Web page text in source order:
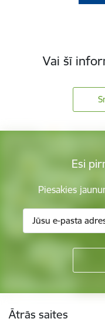
Vai šī
Esi
Piesakies
Ātrās saites